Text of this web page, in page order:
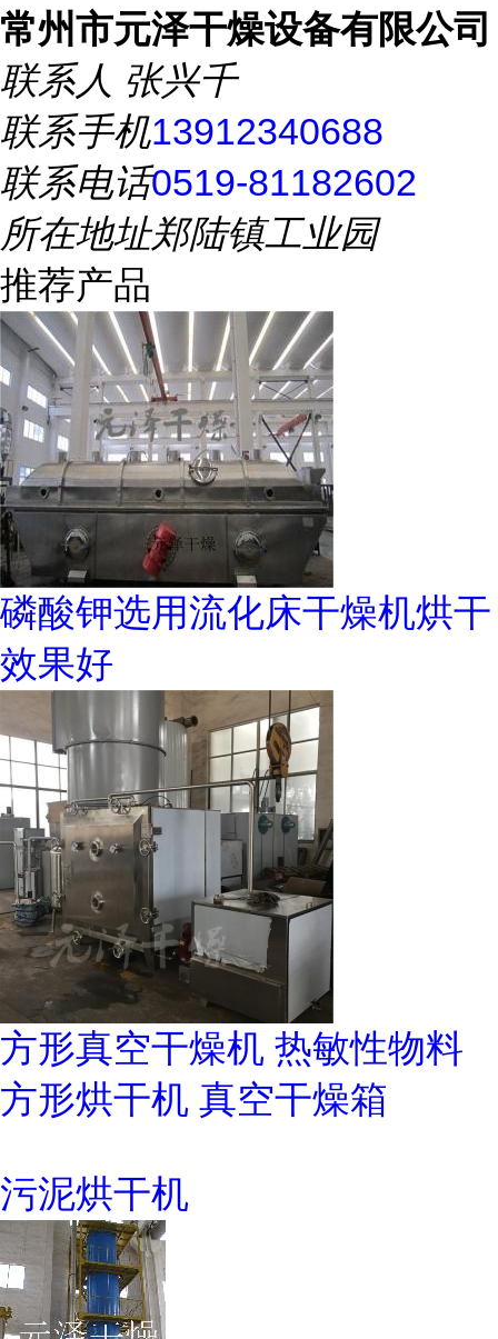
常州市元泽干燥设备有限公司
联系人 张兴千
联系手机13912340688
联系电话0519-81182602
所在地址郑陆镇工业园
推荐产品
磷酸钾选用流化床干燥机烘干
效果好
方形真空干燥机 热敏性物料
方形烘干机 真空干燥箱
污泥烘干机